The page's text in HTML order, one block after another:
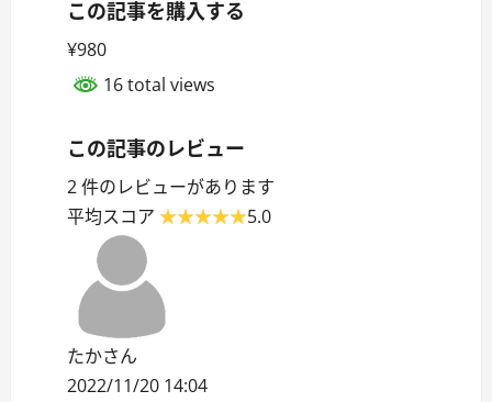
この記事を購入する
¥980
16 total views
この記事のレビュー
2 件のレビューがあります
平均スコア
5.0
たかさん
2022/11/20 14:04